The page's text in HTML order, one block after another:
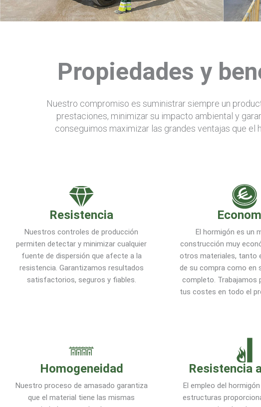
Propiedades y
Nuestro compromiso es suministrar siempre un
prestaciones, minimizar su impacto ambiental y
conseguimos maximizar las grandes ventajas que
Resistencia
Nuestros controles de producción
permiten detectar y minimizar cualquier
fuente de dispersión que afecte a la
resistencia. Garantizamos resultados
satisfactorios, seguros y fiables.
El hormigón es un
construcción muy
otros materiales, tanto
de su compra como en
completo. Trabajamos
tus costes en todo el
Homogeneidad
Nuestro proceso de amasado garantiza
que el material tiene las mismas
Resistencia
El empleo del
estructuras